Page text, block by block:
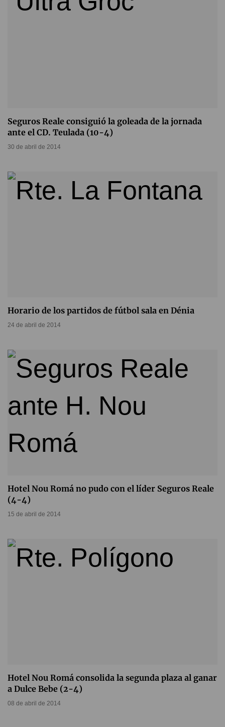
Seguros Reale consiguió la goleada de la jornada
ante el CD. Teulada (10-4)
30 de abril de 2014
Horario de los partidos de fútbol sala en Dénia
24 de abril de 2014
Hotel Nou Romá no pudo con el líder Seguros Reale
(4-4)
15 de abril de 2014
Hotel Nou Romá consolida la segunda plaza al ganar
a Dulce Bebe (2-4)
08 de abril de 2014